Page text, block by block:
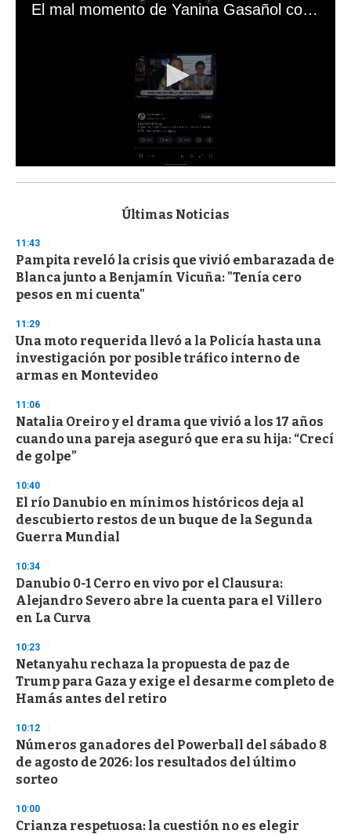
El mal momento de Yanina Gasañol con un hincha argentino en "Subrayado"
s
d
s
o
f
3
s
e
c
o
n
Últimas Noticias
11:43
Pampita reveló la crisis que vivió embarazada de
Blanca junto a Benjamín Vicuña: "Tenía cero
pesos en mi cuenta"
11:29
Una moto requerida llevó a la Policía hasta una
investigación por posible tráfico interno de
armas en Montevideo
11:06
Natalia Oreiro y el drama que vivió a los 17 años
cuando una pareja aseguró que era su hija: “Crecí
de golpe”
10:40
El río Danubio en mínimos históricos deja al
descubierto restos de un buque de la Segunda
Guerra Mundial
10:34
Danubio 0-1 Cerro en vivo por el Clausura:
Alejandro Severo abre la cuenta para el Villero
en La Curva
10:23
Netanyahu rechaza la propuesta de paz de
Trump para Gaza y exige el desarme completo de
Hamás antes del retiro
10:12
Números ganadores del Powerball del sábado 8
de agosto de 2026: los resultados del último
sorteo
10:00
Crianza respetuosa: la cuestión no es elegir